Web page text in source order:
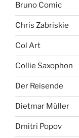
Bruno Comic
Chris Zabriskie
Col Art
Collie Saxophon
Der Reisende
Dietmar Müller
Dmitri Popov